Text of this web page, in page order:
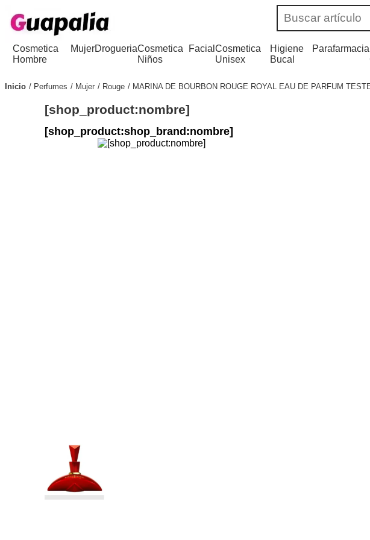
Cosmetica
Hombre
MujerDrogueriaCosmetica
Niños
FacialCosmetica
Unisex
Higiene
Bucal
Parafarmacia
Inicio Perfumes Mujer Rouge MARINA DE BOURBON ROUGE ROYAL EAU DE PARFUM
[shop_product:nombre]
[shop_product:shop_brand:nombre]